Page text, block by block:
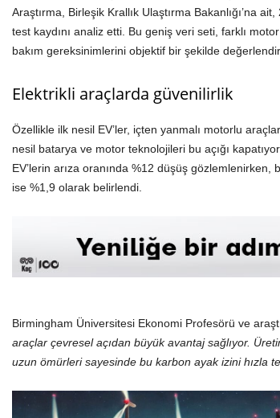
Araştırma, Birleşik Krallık Ulaştırma Bakanlığı’na
test kaydını analiz etti. Bu geniş veri seti, farklı
bakım gereksinimlerini objektif bir şekilde
Elektrikli araçlarda güvenilirlik
Özellikle ilk nesil EV’ler, içten yanmalı motorlu
nesil batarya ve motor teknolojileri bu açığı
EV’lerin arıza oranında %12 düşüş
ise %1,9 olarak belirlendi.
Birmingham Üniversitesi Ekonomi Profesörü ve
araçlar çevresel açıdan büyük avantaj sağlıyor.
uzun ömürleri sayesinde bu karbon ayak izini hızla